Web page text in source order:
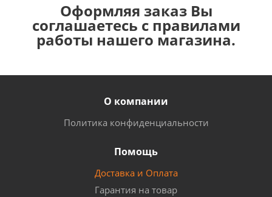
Оформляя заказ Вы
соглашаетесь с правилами
работы нашего магазина.
О компании
Политика конфиденциальности
Помощь
Доставка и Оплата
Гарантия на товар